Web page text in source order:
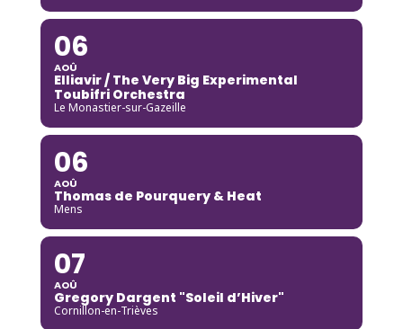
06
AOÛ
Elliavir / The Very Big Experimental
Toubifri Orchestra
Le Monastier-sur-Gazeille
06
AOÛ
Thomas de Pourquery & Heat
Mens
07
AOÛ
Gregory Dargent "Soleil d’Hiver"
Cornillon-en-Trièves